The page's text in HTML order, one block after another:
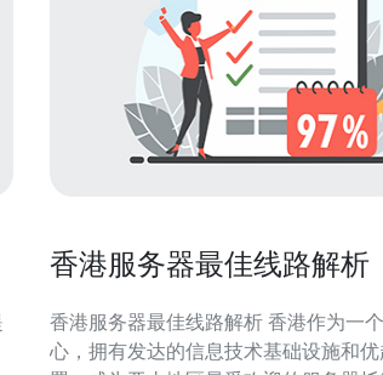
香港服务器最佳线路解析
香港服务器最佳线路解析 香港作为一个国际金融中
心，拥有发达的信息技术基础设施和